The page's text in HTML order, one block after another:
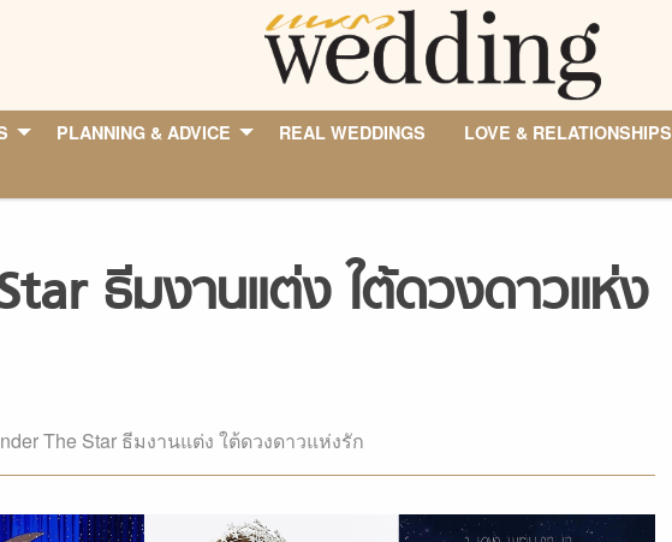
PLANNING & ADVICE REAL WEDDINGS LOVE & RELATIONSHIPS
ธีมงานแต่ง ใต้ดวงดาวแห่ง
The Star ธีมงานแต่ง ใต้ดวงดาวแห่งรัก